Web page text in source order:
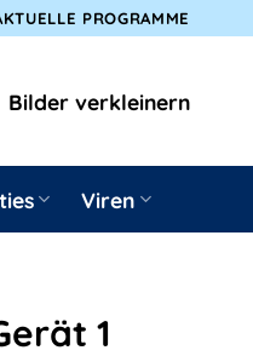
PROGRAMME
Bilder verkleinern
Viren
1